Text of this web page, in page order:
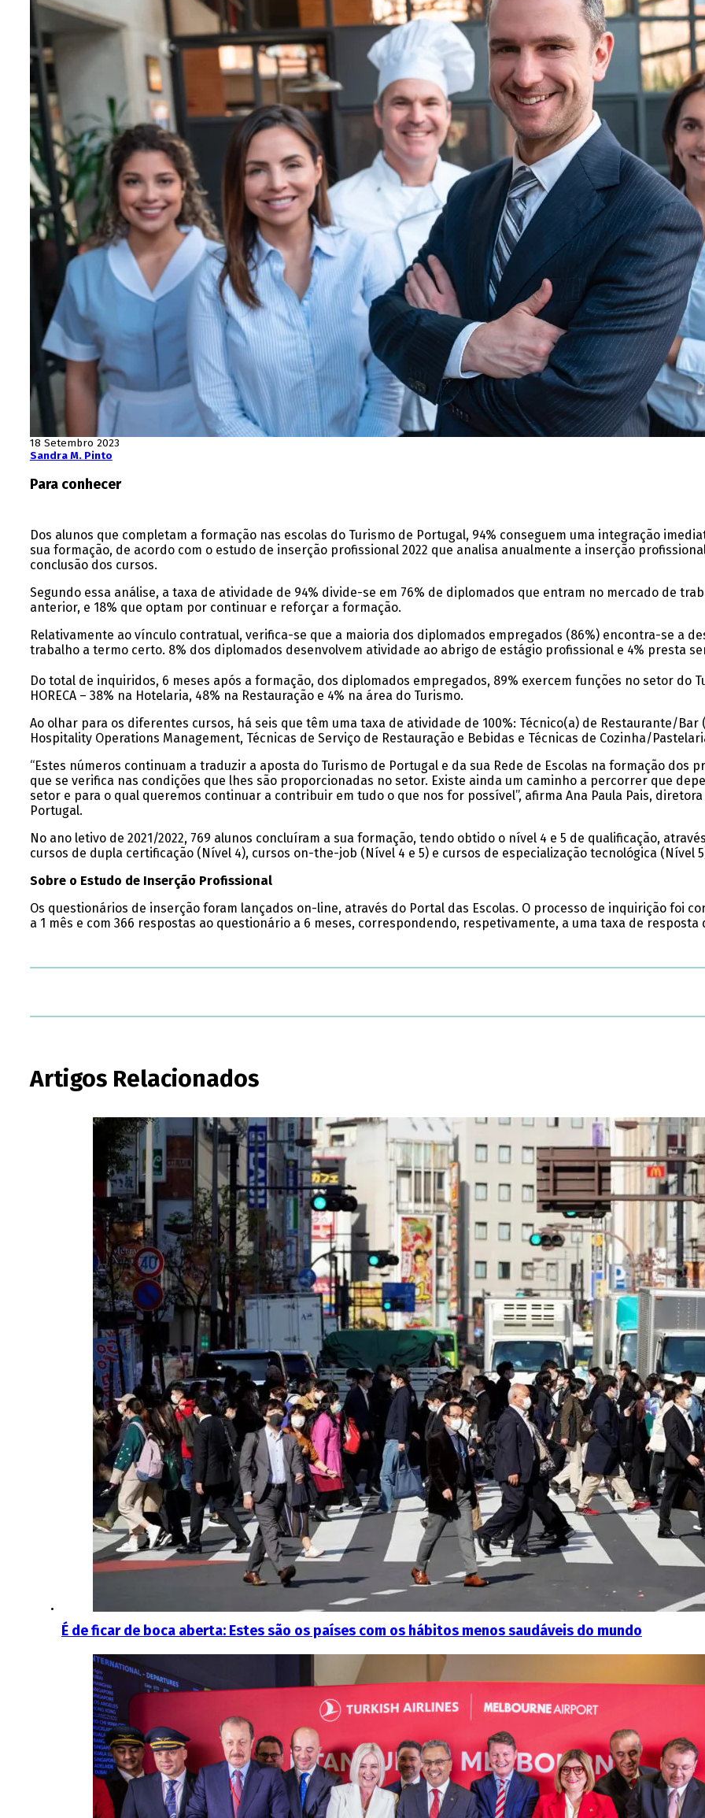
18 Setembro 2023
Sandra M. Pinto
Para conhecer
Dos alunos que completam a formação nas escolas do Turismo de Portugal, 94% conseguem uma integração
sua formação, de acordo com o estudo de inserção profissional 2022 que analisa anualmente a inserção
conclusão dos cursos.
Segundo essa análise, a taxa de atividade de 94% divide-se em 76% de diplomados que entram no mercado de
anterior, e 18% que optam por continuar e reforçar a formação.
Relativamente ao vínculo contratual, verifica-se que a maioria dos diplomados empregados (86%) encontra-se a
trabalho a termo certo. 8% dos diplomados desenvolvem atividade ao abrigo de estágio profissional e 4% presta
Do total de inquiridos, 6 meses após a formação, dos diplomados empregados, 89% exercem funções no setor do
HORECA – 38% na Hotelaria, 48% na Restauração e 4% na área do Turismo.
Ao olhar para os diferentes cursos, há seis que têm uma taxa de atividade de 100%: Técnico(a) de Restaurante/Bar
Hospitality Operations Management, Técnicas de Serviço de Restauração e Bebidas e Técnicas de Cozinha/
“Estes números continuam a traduzir a aposta do Turismo de Portugal e da sua Rede de Escolas na formação dos
que se verifica nas condições que lhes são proporcionadas no setor. Existe ainda um caminho a percorrer que
setor e para o qual queremos continuar a contribuir em tudo o que nos for possível”, afirma Ana Paula Pais,
Portugal.
No ano letivo de 2021/2022, 769 alunos concluíram a sua formação, tendo obtido o nível 4 e 5 de qualificação,
cursos de dupla certificação (Nível 4), cursos on-the-job (Nível 4 e 5) e cursos de especialização tecnológica (Nível
Sobre o Estudo de Inserção Profissional
Os questionários de inserção foram lançados on-line, através do Portal das Escolas. O processo de inquirição foi
a 1 mês e com 366 respostas ao questionário a 6 meses, correspondendo, respetivamente, a uma taxa de resposta
Artigos Relacionados
É de ficar de boca aberta: Estes são os países com os hábitos menos saudáveis do mundo